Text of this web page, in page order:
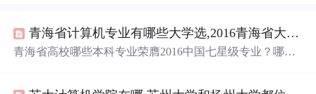
青海省计算机专业有哪些大学选,2016青海省大学最佳专业排行榜公布
青海省高校哪些本科专业荣膺2016中国七星级专业？哪些